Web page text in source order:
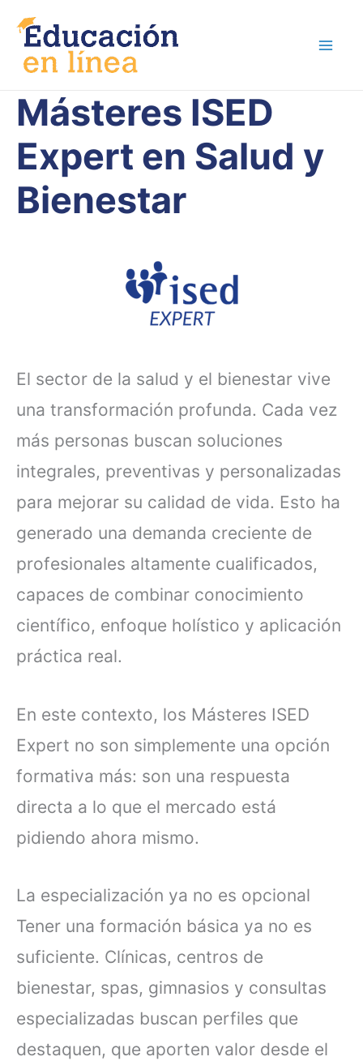
contenido
Másteres ISED
Expert en Salud y
Bienestar
El sector de la salud y el bienestar vive
una transformación profunda. Cada vez
más personas buscan soluciones
integrales, preventivas y personalizadas
para mejorar su calidad de vida. Esto ha
generado una demanda creciente de
profesionales altamente cualificados,
capaces de combinar conocimiento
científico, enfoque holístico y aplicación
práctica real.
En este contexto, los Másteres ISED
Expert no son simplemente una opción
formativa más: son una respuesta
directa a lo que el mercado está
pidiendo ahora mismo.
La especialización ya no es opcional
Tener una formación básica ya no es
suficiente. Clínicas, centros de
bienestar, spas, gimnasios y consultas
especializadas buscan perfiles que
destaquen, que aporten valor desde el